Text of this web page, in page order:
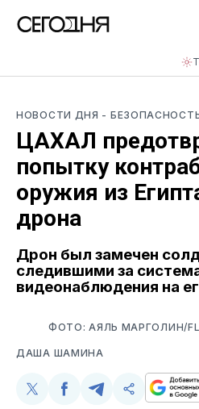
НОВОСТИ ДНЯ -
ЦАХАЛ
попытку
оружия из
дрона
Дрон был замечен
следившими за
видеонаблюдения на
ФОТО: АЯЛЬ МАРГОЛИН/
ДАША ШАМИНА
Поделиться
Поделиться
Поделиться
Скопируйте